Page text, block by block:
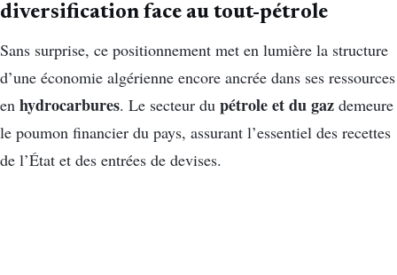
diversification face au tout-pétrole
Sans surprise, ce positionnement met en lumière la structure
d’une économie algérienne encore ancrée dans ses ressources
en hydrocarbures. Le secteur du pétrole et du gaz demeure
le poumon financier du pays, assurant l’essentiel des recettes
de l’État et des entrées de devises.